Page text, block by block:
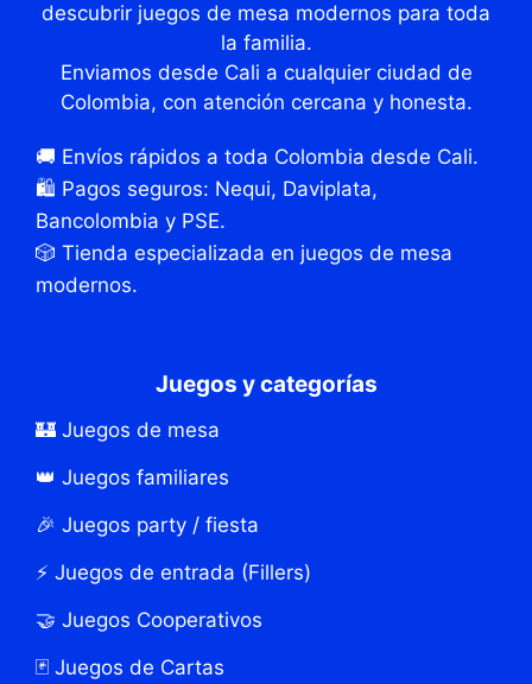
descubrir juegos de mesa modernos para toda
la familia.
Enviamos desde Cali a cualquier ciudad de
Colombia, con atención cercana y honesta.
🚚 Envíos rápidos a toda Colombia desde Cali.
🛍️ Pagos seguros: Nequi, Daviplata,
Bancolombia y PSE.
🎲 Tienda especializada en juegos de mesa
modernos.
Juegos y categorías
🏰 Juegos de mesa
👑 Juegos familiares
🎉 Juegos party / fiesta
⚡ Juegos de entrada (Fillers)
🤝 Juegos Cooperativos
🃏 Juegos de Cartas